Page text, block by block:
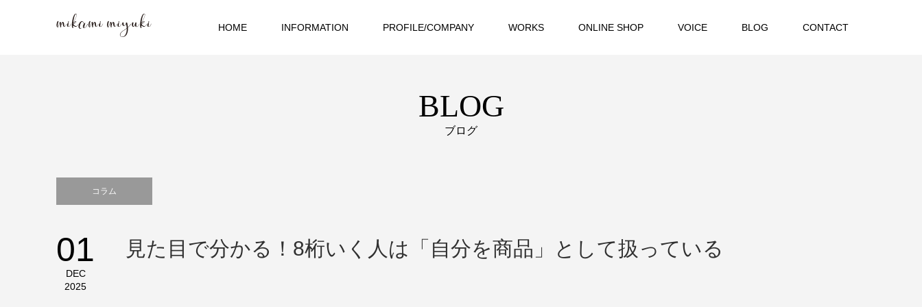
HOME INFORMATION PROFILE/COMPANY WORKS ONLINE SHOP VOICE BLOG CONTACT
BLOG
ブログ
コラム
01
DEC
2025
見た目で分かる！8桁いく人は「自分を商品」として扱っている